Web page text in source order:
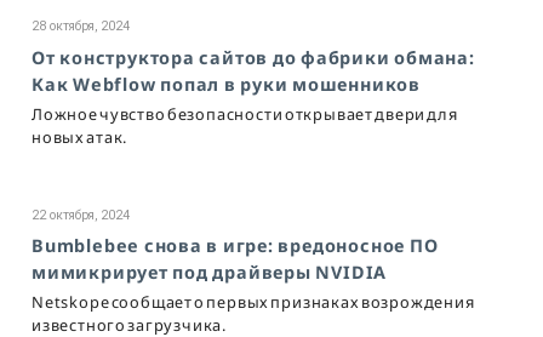
28 октября, 2024
От конструктора сайтов до фабрики обмана:
Как Webflow попал в руки мошенников
Ложное чувство безопасности открывает двери для
новых атак.
22 октября, 2024
Bumblebee снова в игре: вредоносное ПО
мимикрирует под драйверы NVIDIA
Netskope сообщает о первых признаках возрождения
известного загрузчика.